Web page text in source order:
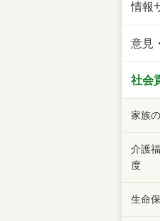
情報
意見
社会
家族
介護
度
生命